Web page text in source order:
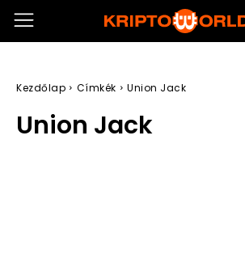
Kezdőlap Címkék Union Jack
Union Jack